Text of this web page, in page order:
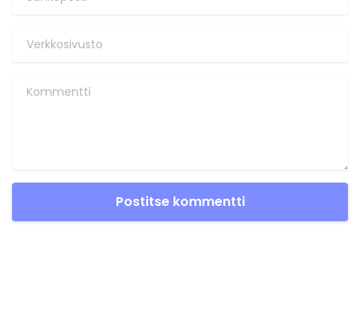
Verkkosivusto
Kommentti